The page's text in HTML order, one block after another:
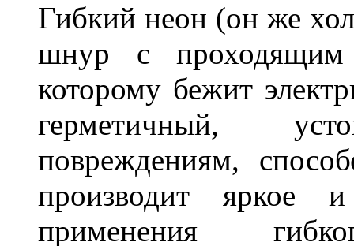
Гибкий неон (он же
шнур с
которому бежит
герметичный,
повреждениям,
производит яркое
применения